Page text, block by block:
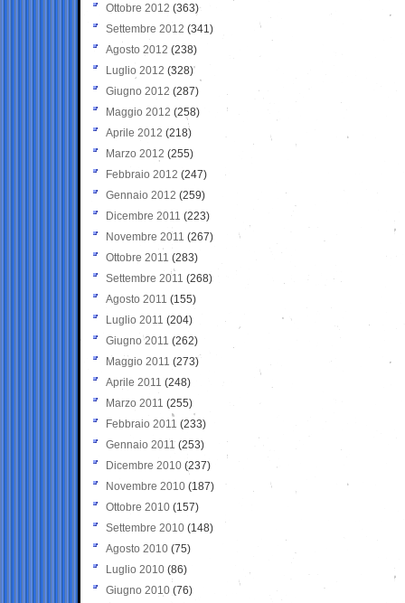
Ottobre 2012 (363)
Settembre 2012 (341)
Agosto 2012 (238)
Luglio 2012 (328)
Giugno 2012 (287)
Maggio 2012 (258)
Aprile 2012 (218)
Marzo 2012 (255)
Febbraio 2012 (247)
Gennaio 2012 (259)
Dicembre 2011 (223)
Novembre 2011 (267)
Ottobre 2011 (283)
Settembre 2011 (268)
Agosto 2011 (155)
Luglio 2011 (204)
Giugno 2011 (262)
Maggio 2011 (273)
Aprile 2011 (248)
Marzo 2011 (255)
Febbraio 2011 (233)
Gennaio 2011 (253)
Dicembre 2010 (237)
Novembre 2010 (187)
Ottobre 2010 (157)
Settembre 2010 (148)
Agosto 2010 (75)
Luglio 2010 (86)
Giugno 2010 (76)